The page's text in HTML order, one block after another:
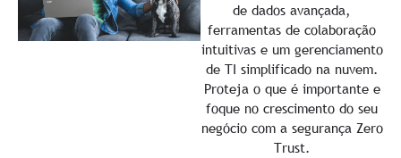
de dados avançada,
ferramentas de colaboração
intuitivas e um gerenciamento
de TI simplificado na nuvem.
Proteja o que é importante e
foque no crescimento do seu
negócio com a segurança Zero
Trust.